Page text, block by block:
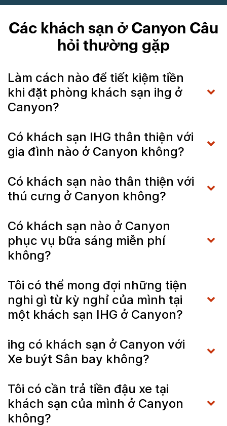
Các khách sạn ở Canyon Câu
hỏi thường gặp
Làm cách nào để tiết kiệm tiền
khi đặt phòng khách sạn ihg ở
Canyon?
Có khách sạn IHG thân thiện với
gia đình nào ở Canyon không?
Có khách sạn nào thân thiện với
thú cưng ở Canyon không?
Có khách sạn nào ở Canyon
phục vụ bữa sáng miễn phí
không?
Tôi có thể mong đợi những tiện
nghi gì từ kỳ nghỉ của mình tại
một khách sạn IHG ở Canyon?
ihg có khách sạn ở Canyon với
Xe buýt Sân bay không?
Tôi có cần trả tiền đậu xe tại
khách sạn của mình ở Canyon
không?